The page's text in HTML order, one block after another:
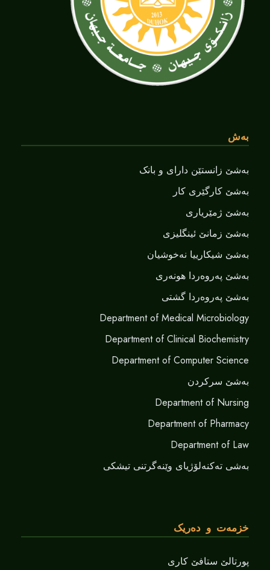
بەش
بەشێ زانستێن دارای و بانک
بەشێ کارگێری کار
بەشێ ژمێریاری
بەشێ زمانێ ‌‌ئینگلیزی
بەشێ شیکارییا نەخوشیان
بەشێ پەروەردا هونەری
بەشێ پەروەردا گشتی
Department of Medical Microbiology
Department of Clinical Biochemistry
Department of Computer Science
بەشێ سرکردن
Department of Nursing
Department of Pharmacy
Department of Law
بەشی تەکنەلۆژیای وێنەگرتنی تیشکی
خزمەت و دەریک
پورتالێ ستافێ کاری